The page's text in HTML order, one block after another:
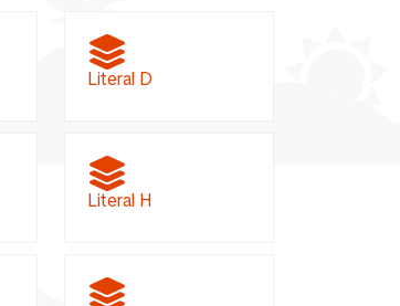
Literal D
Literal H